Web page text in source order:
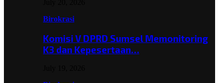
Birokrasi
Komisi V DPRD Sumsel Memonitoring
K3 dan Kepesertaan…